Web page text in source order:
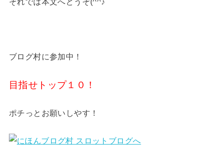
ブログ村に参加中！
目指せトップ１０！
ポチっとお願いしやす！